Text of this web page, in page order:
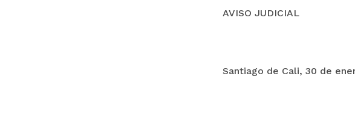
AVISO JUDICIAL
Santiago de Cali, 30 de